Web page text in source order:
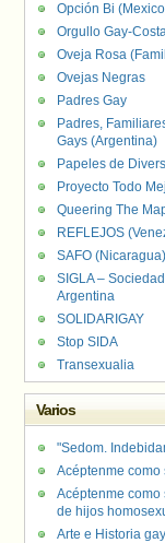
Opción Bi
Orgullo Gay-
Oveja Rosa
Ovejas Negras
Padres Gay
Padres,
Gays (Argentina)
Papeles de
Proyecto Todo
Queering The
REFLEJOS
SAFO (Nicaragua)
SIGLA –
Argentina
SOLIDARIGAY
Stop SIDA
Transexualia
Varios
"Sedom.
Acéptenme como
Acéptenme
de hijos
Arte e Historia